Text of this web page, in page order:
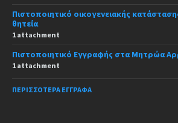
Πιστοποιητικό οικογενειακής
θητεία
1 attachment
Πιστοποιητικό Εγγραφής στα Μητρώα
1 attachment
ΠΕΡΙΣΣΌΤΕΡΑ ΈΓΓΡΑΦΑ